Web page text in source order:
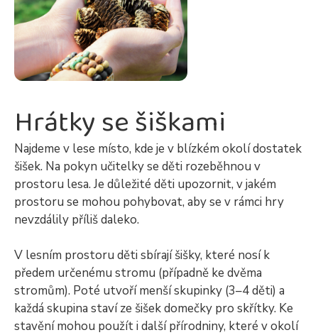
Hrátky se šiškami
Najdeme v lese místo, kde je v blízkém okolí dostatek
šišek. Na pokyn učitelky se děti rozeběhnou v
prostoru lesa. Je důležité děti upozornit, v jakém
prostoru se mohou pohybovat, aby se v rámci hry
nevzdálily příliš daleko.
V lesním prostoru děti sbírají šišky, které nosí k
předem určenému stromu (případně ke dvěma
stromům). Poté utvoří menší skupinky (3–4 děti) a
každá skupina staví ze šišek domečky pro skřítky. Ke
stavění mohou použít i další přírodniny, které v okolí